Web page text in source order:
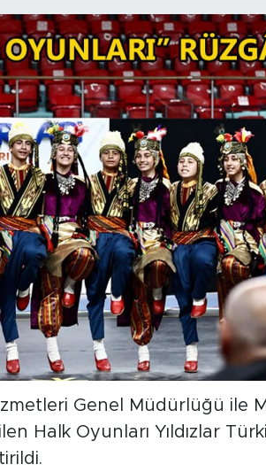
Genel Müdürlüğü ile
Halk Oyunları Yıldızlar